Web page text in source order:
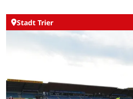
Stadt Trier